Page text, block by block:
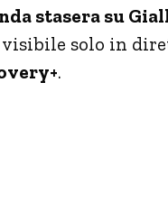
stasera su
solo in
.